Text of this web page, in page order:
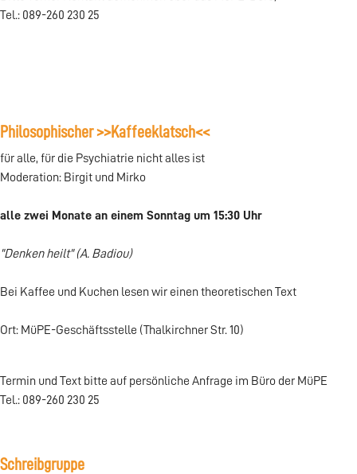
Tel.: 089-260 230 25
Philosophischer >>Kaffeeklatsch<<
für alle, für die Psychiatrie nicht alles ist
Moderation: Birgit und Mirko
alle zwei Monate an einem Sonntag um 15:30 Uhr
"Denken heilt" (A. Badiou)
Bei Kaffee und Kuchen lesen wir einen theoretischen Text
Ort: MüPE-Geschäftsstelle (Thalkirchner Str. 10)
Termin und Text bitte auf persönliche Anfrage im Büro der MüPE
Tel.: 089-260 230 25
Schreibgruppe